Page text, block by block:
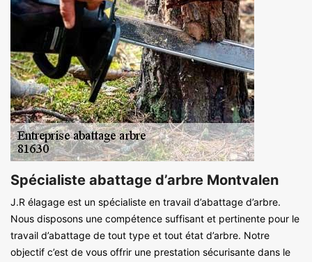
Spécialiste abattage d’arbre Montvalen
J.R élagage est un spécialiste en travail d’abattage d’arbre.
Nous disposons une compétence suffisant et pertinente pour le
travail d’abattage de tout type et tout état d’arbre. Notre
objectif c’est de vous offrir une prestation sécurisante dans le